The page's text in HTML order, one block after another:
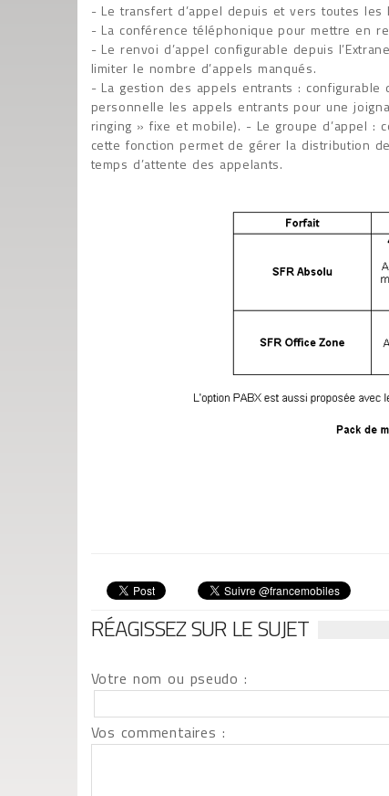
- Le transfert d’appel depuis et vers toutes les
- La conférence téléphonique pour mettre en
- Le renvoi d’appel configurable depuis
limiter le nombre d’appels manqués.
- La gestion des appels entrants : configurable
personnelle les appels entrants pour une
ringing » fixe et mobile). - Le groupe d’appel :
cette fonction permet de gérer la distribution
temps d’attente des appelants.
RÉAGISSEZ SUR LE SUJET
Votre nom ou pseudo :
Vos commentaires :